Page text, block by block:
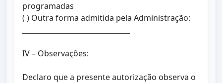
programadas
( ) Outra forma admitida pela Administração:
IV – Observações:
Declaro que a presente autorização observa o